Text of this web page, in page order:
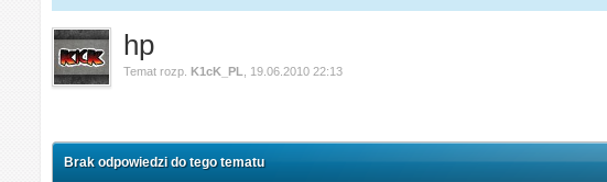
hp
Temat rozp.K1cK_PL 19.06.2010 22:13
Brak odpowiedzi do tego tematu